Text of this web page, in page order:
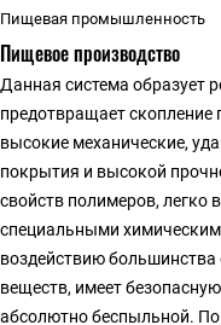
Пищевая промышленность
Пищевое производство
Данная система образует
предотвращает скопление
высокие механические,
покрытия и высокой
свойств полимеров,
специальными
воздействию большинства
веществ, имеет
абсолютно беспыльной.